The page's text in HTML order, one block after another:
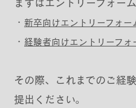
まずはエントリーフォー
・ 新卒向けエントリーフォー
・ 経験者向けエントリーフォ
その際、これまでのご経
提出ください。